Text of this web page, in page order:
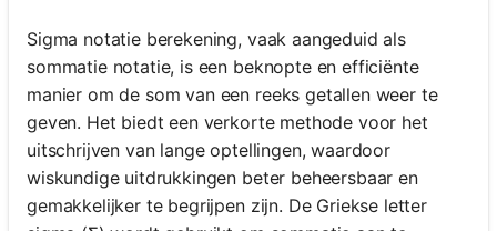
Sigma notatie berekening, vaak aangeduid als
sommatie notatie, is een beknopte en efficiënte
manier om de som van een reeks getallen weer te
geven. Het biedt een verkorte methode voor het
uitschrijven van lange optellingen, waardoor
wiskundige uitdrukkingen beter beheersbaar en
gemakkelijker te begrijpen zijn. De Griekse letter